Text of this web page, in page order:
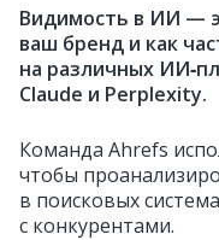
Видимость в ИИ —
ваш бренд и как
на различных
Claude и Perplexity.
Команда Ahrefs
чтобы
в поисковых
с конкурентами.